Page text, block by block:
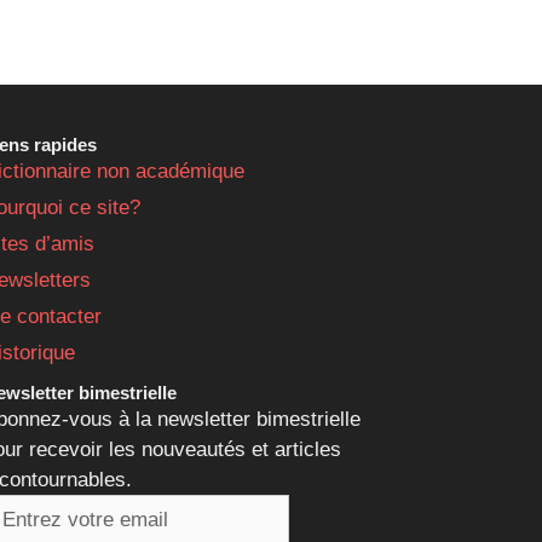
rapides
non académique
ce site?
d’amis
contacter
bimestrielle
vous à la newsletter bimestrielle
recevoir les nouveautés et articles